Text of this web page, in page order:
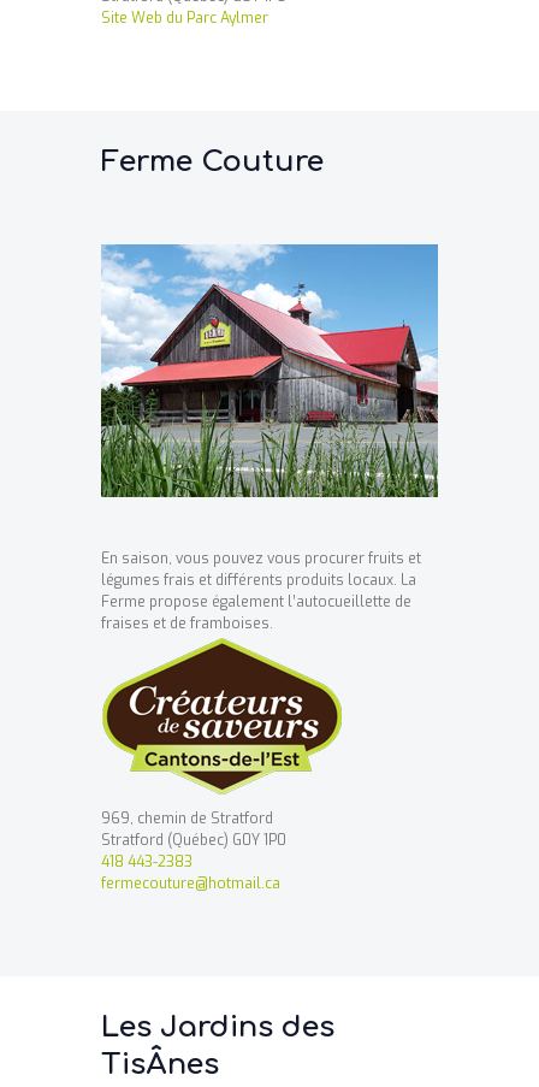
Site Web du Parc Aylmer
Ferme Couture
En saison, vous pouvez vous procurer fruits et
légumes frais et différents produits locaux. La
Ferme propose également l’autocueillette de
fraises et de framboises.
969, chemin de Stratford
Stratford (Québec) G0Y 1P0
418 443-2383
fermecouture@hotmail.ca
Les Jardins des
TisÂnes